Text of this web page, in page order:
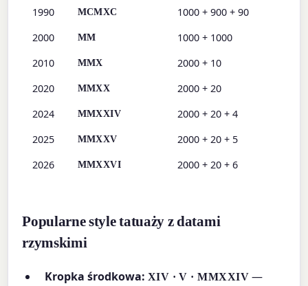
1990
MCMXC
1000 + 900 + 90
2000
MM
1000 + 1000
2010
MMX
2000 + 10
2020
MMXX
2000 + 20
2024
MMXXIV
2000 + 20 + 4
2025
MMXXV
2000 + 20 + 5
2026
MMXXVI 2000 + 20 + 6
Popularne style tatuaży z datami
rzymskimi
Kropka środkowa: XIV · V · MMXXIV —